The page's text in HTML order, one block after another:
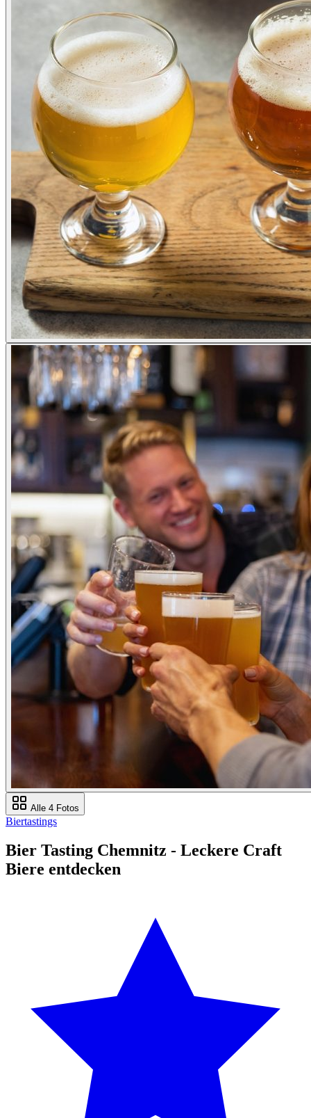
Alle 4 Fotos
Biertastings
Bier Tasting Chemnitz - Leckere Craft
Biere entdecken